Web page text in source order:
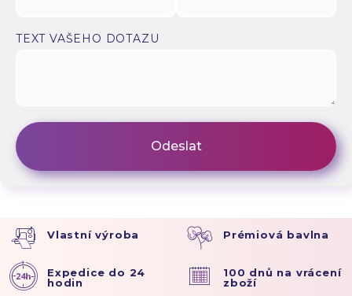
TEXT VAŠEHO DOTAZU
Vlastní výroba Prémiová bavlna
Expedice do 24
hodin
100 dnů na vrácení
zboží